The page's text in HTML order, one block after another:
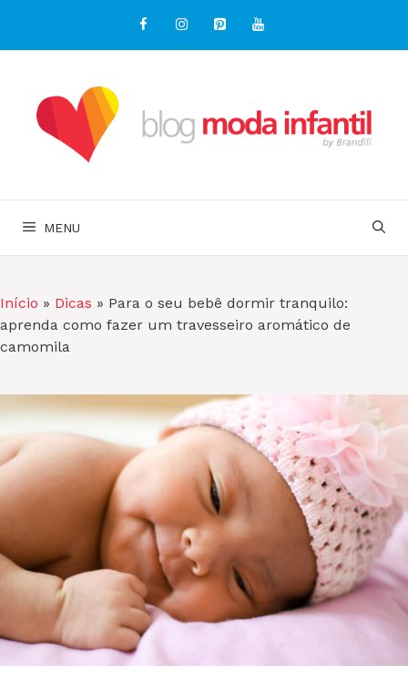
o
MENU
Início » Dicas » Para o seu bebê dormir tranquilo:
aprenda como fazer um travesseiro aromático de
camomila